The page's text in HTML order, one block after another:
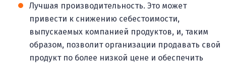
Лучшая производительность. Это может
привести к снижению себестоимости,
выпускаемых компанией продуктов, и, таким
образом, позволит организации продавать свой
продукт по более низкой цене и обеспечить